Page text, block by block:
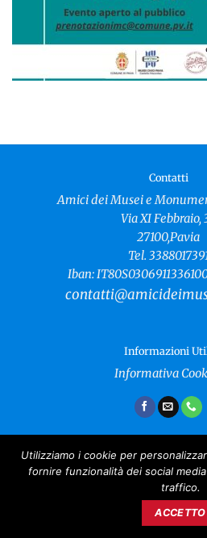
Contatti
Amici dei Musei e
Via XI Febbraio,
27100,Pavia
Tel.
Iban:
Informazioni
Informativa
Amici dei Musei e
CF:
Utilizziamo i cookie per
fornire funzionalità dei social
traffico.
ACCETTO